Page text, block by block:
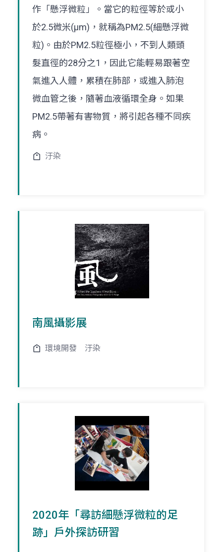
作「懸浮微粒」。當它的粒徑等於或小
於2.5微米(μm)，就稱為PM2.5(細懸浮微
粒)。由於PM2.5粒徑極小，不到人類頭
髮直徑的28分之1，因此它能輕易跟著空
氣進入人體，累積在肺部，或進入肺泡
微血管之後，隨著血液循環全身。如果
PM2.5帶著有害物質，將引起各種不同疾
病。
汙染
南風攝影展
環境開發 汙染
2020年「尋訪細懸浮微粒的足
跡」戶外探訪研習